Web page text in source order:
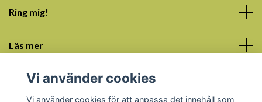
Ring mig!
Läs mer
Sociala medier
Vi använder cookies
Vi använder cookies för att anpassa det innehåll som